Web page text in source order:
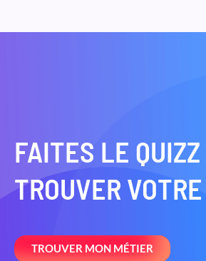
FAITES LE QUIZZ
TROUVER
TROUVER MON MÉTIER